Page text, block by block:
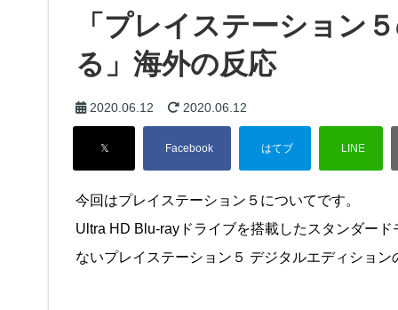
「プレイステーション
る」海外の反応
2020.06.12 2020.06.12
今回はプレイステーション５についてです。
Ultra HD Blu-rayドライブを搭載したスタンダー
ないプレイステーション５ デジタルエディショ